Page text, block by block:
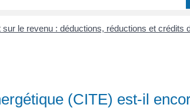
sur le revenu : déductions, réductions et crédits
(CITE) est-il